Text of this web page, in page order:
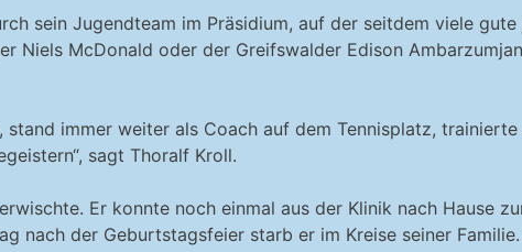
sein Jugendteam im Präsidium, auf der seitdem viele gute
Niels McDonald oder der Greifswalder Edison
immer weiter als Coach auf dem Tennisplatz,
sagt Thoralf Kroll.
Er konnte noch einmal aus der Klinik nach Hause
nach der Geburtstagsfeier starb er im Kreise seiner